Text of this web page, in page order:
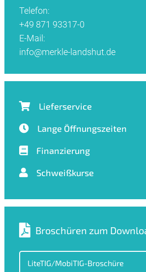
Telefon:
+49 871 93317-0
E-Mail:
info@merkle-landshut.de
Lieferservice
Lange Öffnungszeiten
Finanzierung
Schweißkurse
Broschüren zum
LiteTIG/MobiTIG-Broschüre